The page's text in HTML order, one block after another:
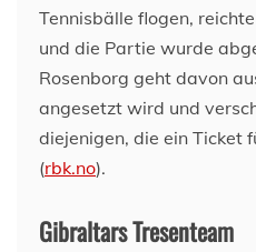
Tennisbälle flogen,
und die Partie wurde
Rosenborg geht davon
angesetzt wird und
diejenigen, die ein Ticket
(rbk.no).
Gibraltars Tresenteam